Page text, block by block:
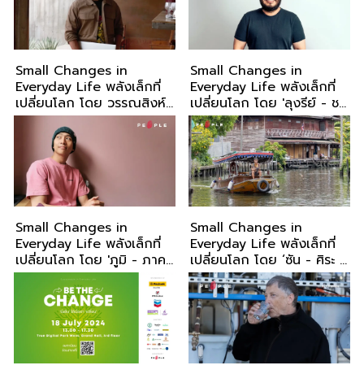
Small Changes in
Everyday Life พลังเล็กที่
เปลี่ยนโลก โดย วรรณสิงห์
ประเสริฐกุล
Small Changes in
Everyday Life พลังเล็กที่
เปลี่ยนโลก โดย 'ลุงรีย์ - ชา
รีย์ บุญญวินิจ'
Small Changes in
Everyday Life พลังเล็กที่
เปลี่ยนโลก โดย 'ภูมิ - ภาค
ภูมิ โกเมศโสภา'
Small Changes in
Everyday Life พลังเล็กที่
เปลี่ยนโลก โดย ‘ซัน - ศิระ ลี
ปิพัฒนวิทย์’